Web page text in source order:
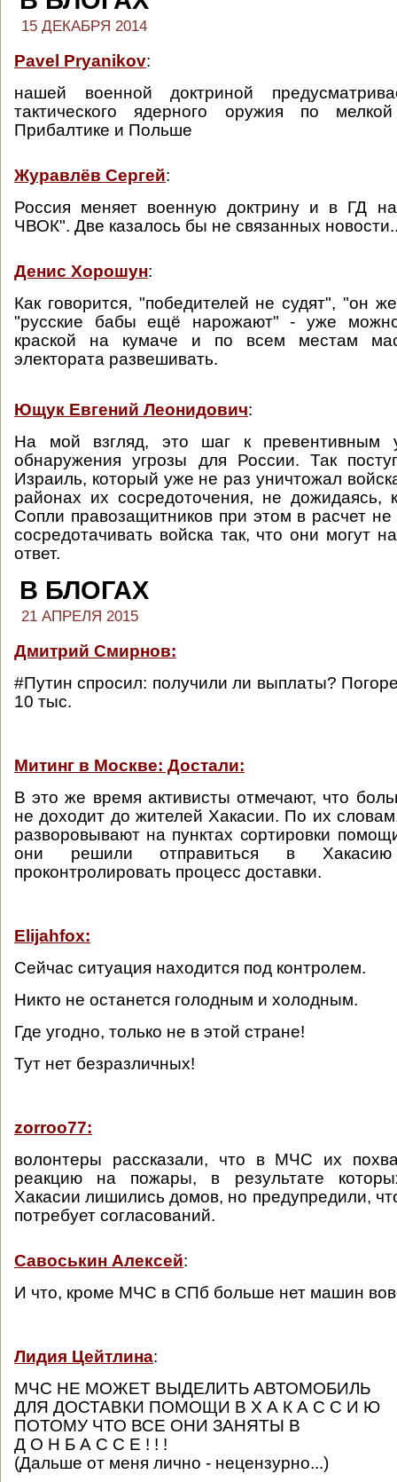
15 ДЕКАБРЯ 2014
Pavel Pryanikov:
нашей военной доктриной
тактического ядерного оружия по
Прибалтике и Польше
Журавлёв Сергей:
Россия меняет военную доктрину и в ГД
ЧВОК". Две казалось бы не связанных
Денис Хорошун:
Как говорится, "победителей не судят", "он
"русские бабы ещё нарожают" - уже
краской на кумаче и по всем местам
электората развешивать.
Ющук Евгений Леонидович:
На мой взгляд, это шаг к превентивным
обнаружения угрозы для России. Так
Израиль, который уже не раз уничтожал
районах их сосредоточения, не дожидаясь,
Сопли правозащитников при этом в расчет
сосредотачивать войска так, что они могут
ответ.
В БЛОГАХ
21 АПРЕЛЯ 2015
Дмитрий Смирнов:
#Путин спросил: получили ли выплаты?
10 тыс.
Митинг в Москве: Достали:
В это же время активисты отмечают, что
не доходит до жителей Хакасии. По их
разворовывают на пунктах сортировки
они решили отправиться в
проконтролировать процесс доставки.
Elijahfox:
Сейчас ситуация находится под контролем.
Никто не останется голодным и холодным.
Где угодно, только не в этой стране!
Тут нет безразличных!
zorroo77:
волонтеры рассказали, что в МЧС их
реакцию на пожары, в результате
Хакасии лишились домов, но предупредили,
потребует согласований.
Савоськин Алексей:
И что, кроме МЧС в СПб больше нет машин
Лидия Цейтлина:
МЧС НЕ МОЖЕТ ВЫДЕЛИТЬ АВТОМОБИЛЬ
ДЛЯ ДОСТАВКИ ПОМОЩИ В Х А К А С С И Ю
ПОТОМУ ЧТО ВСЕ ОНИ ЗАНЯТЫ В
Д О Н Б А С С Е ! ! !
(Дальше от меня лично - нецензурно...)